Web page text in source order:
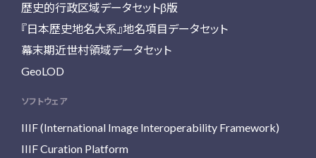
歴史的行政区域データセットβ版
『日本歴史地名大系』地名項目データセット
幕末期近世村領域データセット
GeoLOD
ソフトウェア
IIIF (International Image Interoperability Framework)
IIIF Curation Platform